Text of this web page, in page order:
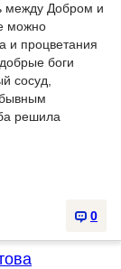
между Добром и
можно
и процветания
боги
сосуд,
решила
0